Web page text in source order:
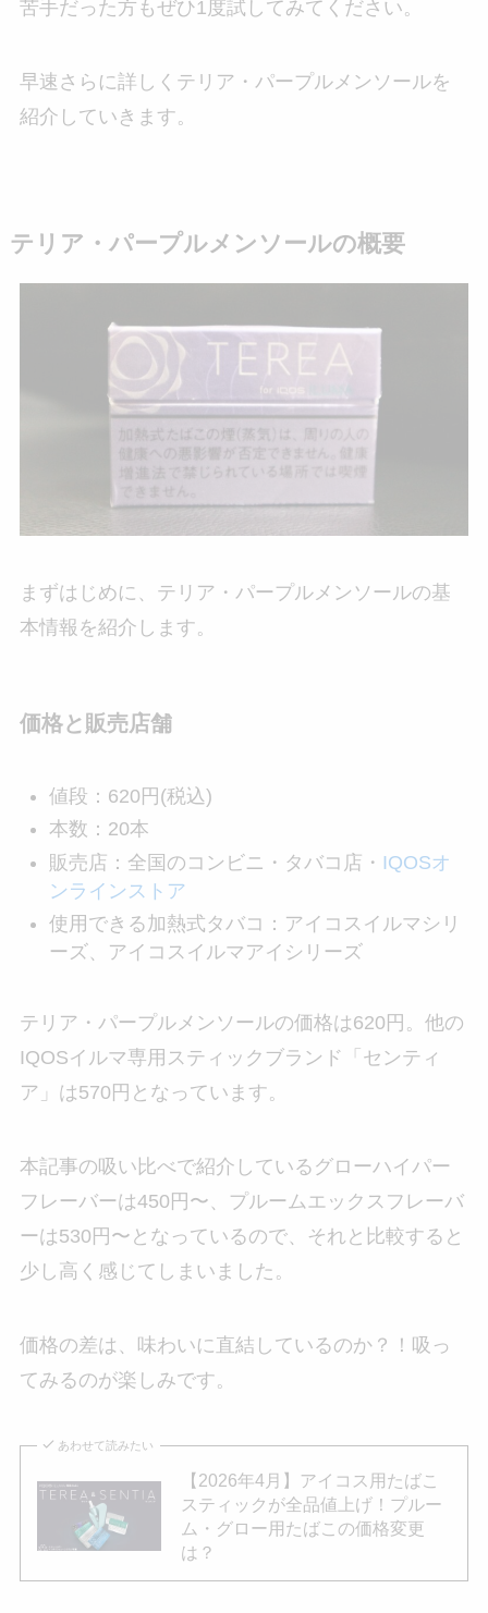
苦手だった方もぜひ1度試してみてください。
早速さらに詳しくテリア・パープルメンソールを
紹介していきます。
テリア・パープルメンソールの概要
まずはじめに、テリア・パープルメンソールの基
本情報を紹介します。
価格と販売店舗
値段：620円(税込)
本数：20本
販売店：全国のコンビニ・タバコ店・ IQOSオ
ンラインストア
使用できる加熱式タバコ：アイコスイルマシリ
ーズ、アイコスイルマアイシリーズ
テリア・パープルメンソールの価格は620円。他の
IQOSイルマ専用スティックブランド「センティ
ア」は570円となっています。
本記事の吸い比べで紹介しているグローハイパー
フレーバーは450円〜、プルームエックスフレーバ
ーは530円〜となっているので、それと比較すると
少し高く感じてしまいました。
価格の差は、味わいに直結しているのか？！吸っ
てみるのが楽しみです。
あわせて読みたい
【2026年4月】アイコス用たばこ
スティックが全品値上げ！プルー
ム・グロー用たばこの価格変更
は？